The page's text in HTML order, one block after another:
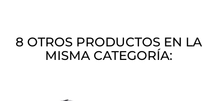
8 OTROS PRODUCTOS EN LA
MISMA CATEGORÍA: